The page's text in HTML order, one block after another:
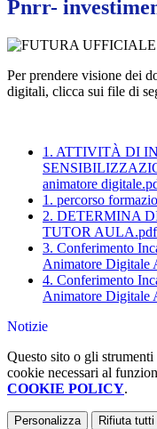
Pnrr-
Per prendere visione dei
digitali, clicca sui file di
1. ATTIVITÀ DI
animatore
1. percorso
2. DETERMINA
TUTOR AULA.pdf
3. Conferimento
Animatore Digitale
4. Conferimento
Animatore Digitale
Notizie
Questo sito o gli
cookie necessari al
COOKIE POLICY.
Personalizza Rifiuta tutti